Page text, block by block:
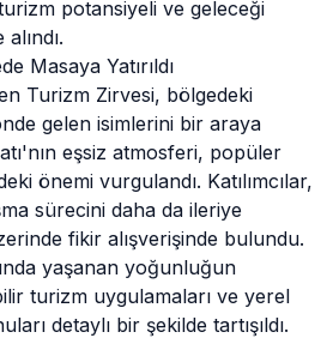
potansiyeli ve geleceği
Masaya Yatırıldı
Turizm Zirvesi, bölgedeki
gelen isimlerini bir araya
'nın eşsiz atmosferi, popüler
önemi vurgulandı. Katılımcılar,
sürecini daha da ileriye
fikir alışverişinde bulundu.
yaşanan yoğunluğun
turizm uygulamaları ve yerel
detaylı bir şekilde tartışıldı.